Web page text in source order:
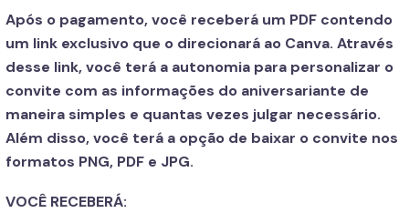
Após o pagamento, você receberá um PDF contendo
um link exclusivo que o direcionará ao Canva. Através
desse link, você terá a autonomia para personalizar o
convite com as informações do aniversariante de
maneira simples e quantas vezes julgar necessário.
Além disso, você terá a opção de baixar o convite nos
formatos PNG, PDF e JPG.
VOCÊ RECEBERÁ: